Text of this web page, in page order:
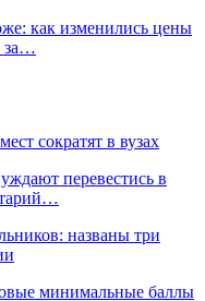
как изменились цены
за…
сократят в вузах
перевестись в
названы три
минимальные баллы